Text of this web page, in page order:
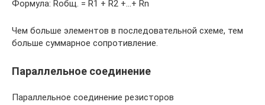
Формула: Rобщ. = R1 + R2 +…+ Rn
Чем больше элементов в последовательной схеме, тем
больше суммарное сопротивление.
Параллельное соединение
Параллельное соединение резисторов